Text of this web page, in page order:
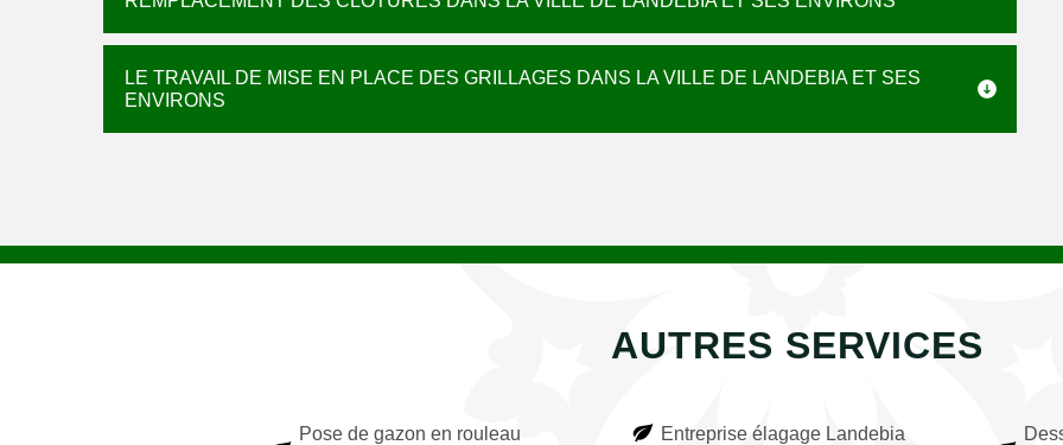
LE TRAVAIL DE MISE EN PLACE DES GRILLAGES DANS LA VILLE DE LANDEBIA ET SES
ENVIRONS
AUTRES SERVICES
Pose de gazon en rouleau
Entreprise élagage Landebia